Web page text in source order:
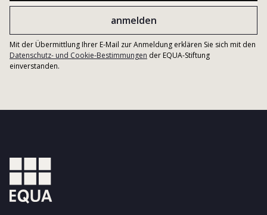
Mit der Übermittlung Ihrer E-Mail zur Anmeldung erklären Sie sich mit den
Datenschutz- und Cookie-Bestimmungen der EQUA-Stiftung
einverstanden.